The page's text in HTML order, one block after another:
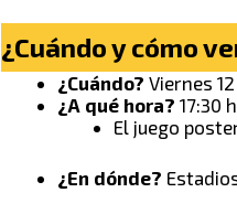
¿Cuándo y cómo
¿Cuándo? Viernes
¿A qué hora? 17:30
El juego
¿En dónde?